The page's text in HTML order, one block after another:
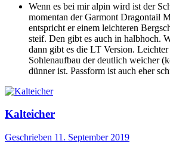
Wenn es bei mir alpin wird ist der
momentan der Garmont Dragontail
entspricht er einem leichteren
steif. Den gibt es auch in halbhoch.
dann gibt es die LT Version.
Sohlenaufbau der deutlich weicher
dünner ist. Passform ist auch eher
Kalteicher
Geschrieben 11. September 2019